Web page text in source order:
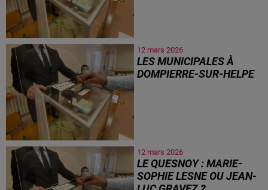
12 mars 2026
LES MUNICIPALES À
DOMPIERRE-SUR-HELPE
12 mars 2026
LE QUESNOY : MARIE-
SOPHIE LESNE OU JEAN-